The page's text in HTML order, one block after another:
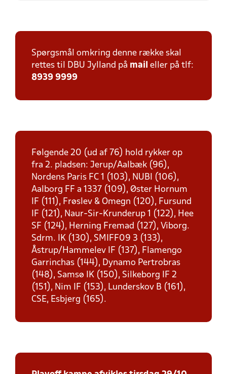
Spørgsmål omkring denne række skal
rettes til DBU Jylland på mail eller på tlf:
8939 9999
Følgende 20 (ud af 76) hold rykker op
fra 2. pladsen: Jerup/Aalbæk (96),
Nordens Paris FC 1 (103), NUBI (106),
Aalborg FF a 1337 (109), Øster Hornum
IF (111), Frøslev & Omegn (120), Fursund
IF (121), Naur-Sir-Krunderup 1 (122), Hee
SF (124), Herning Fremad (127), Viborg.
Sdrm. IK (130), SMIFF09 3 (133),
Åstrup/Hammelev IF (137), Flamengo
Garrinchas (144), Dynamo Pertrobras
(148), Samsø IK (150), Silkeborg IF 2
(151), Nim IF (153), Lunderskov B (161),
CSE, Esbjerg (165).